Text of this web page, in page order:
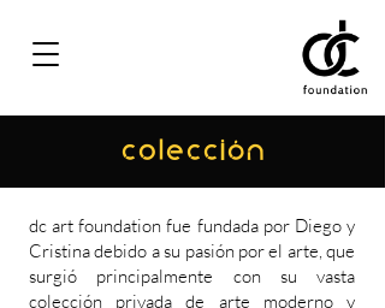
COLECCIÓN
dc art foundation fue fundada por Diego y
Cristina debido a su pasión por el arte, que
surgió principalmente con su vasta
colección privada de arte moderno y